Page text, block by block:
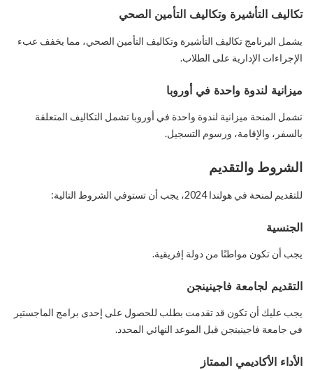
تكاليف التأشيرة وتكاليف التأمين الصحي
يشمل البرنامج تكاليف التأشيرة وتكاليف التأمين الصحي، مما يخفف عبء
الإجراءات الإدارية على الطلاب.
ميزانية لندوة واحدة في أوروبا
تشمل المنحة ميزانية لندوة واحدة في أوروبا تشمل التكاليف المتعلقة
بالسفر، والإقامة، ورسوم التسجيل.
الشروط والتقديم
للتقديم لمنحة في هولندا 2024، يجب أن تستوفي الشروط التالية:
الجنسية
يجب أن تكون مواطنًا من دولة إفريقية.
التقديم لجامعة فاجينينجن
يجب عليك أن تكون قد تقدمت بطلب للحصول على إحدى برامج الماجستير
في جامعة فاجينينجن قبل الموعد النهائي المحدد.
الأداء الأكاديمي الممتاز